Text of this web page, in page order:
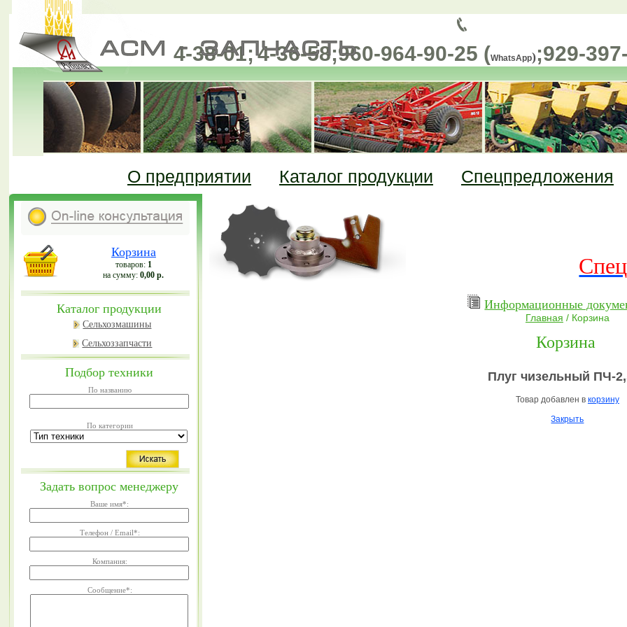
(385-57) 4-38-01; 4-36-58;960-964-90-25 (WhatsApp);929-
О предприятии Каталог продукции Спецпредложения
Корзина
товаров: 1
на сумму:0,00 р.
Каталог продукции
Сельхозмашины
Сельхоззапчасти
Подбор техники
По названию
По категории
Задать вопрос менеджеру
Ваше имя*:
Телефон / Email*:
Компания:
Сообщение*:
Информационные
Главная / Корзина
Корзина
Плуг чизельный ПЧ-
Товар добавлен в корзину
Закрыть